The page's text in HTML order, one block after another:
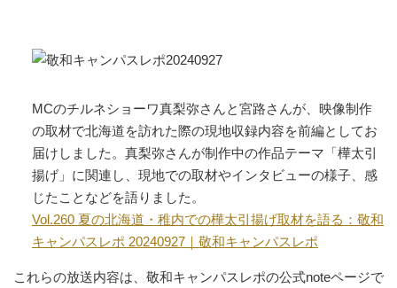
MCのチルネショーワ真梨弥さんと宮路さんが、映像制作
の取材で北海道を訪れた際の現地収録内容を前編としてお
届けしました。真梨弥さんが制作中の作品テーマ「樺太引
揚げ」に関連し、現地での取材やインタビューの様子、感
じたことなどを語りました。
Vol.260 夏の北海道・稚内での樺太引揚げ取材を語る：敬和
キャンパスレポ 20240927｜敬和キャンパスレポ
これらの放送内容は、敬和キャンパスレポの公式noteページで